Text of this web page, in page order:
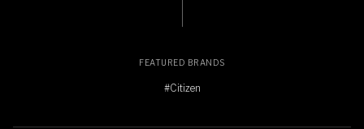
FEATURED BRANDS
#Citizen